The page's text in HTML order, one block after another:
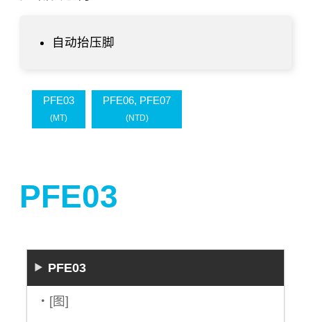
自动抬压脚
PFE03
(MT)
PFE06, PFE07
(NTD)
PFE03
PFE03
・[图]